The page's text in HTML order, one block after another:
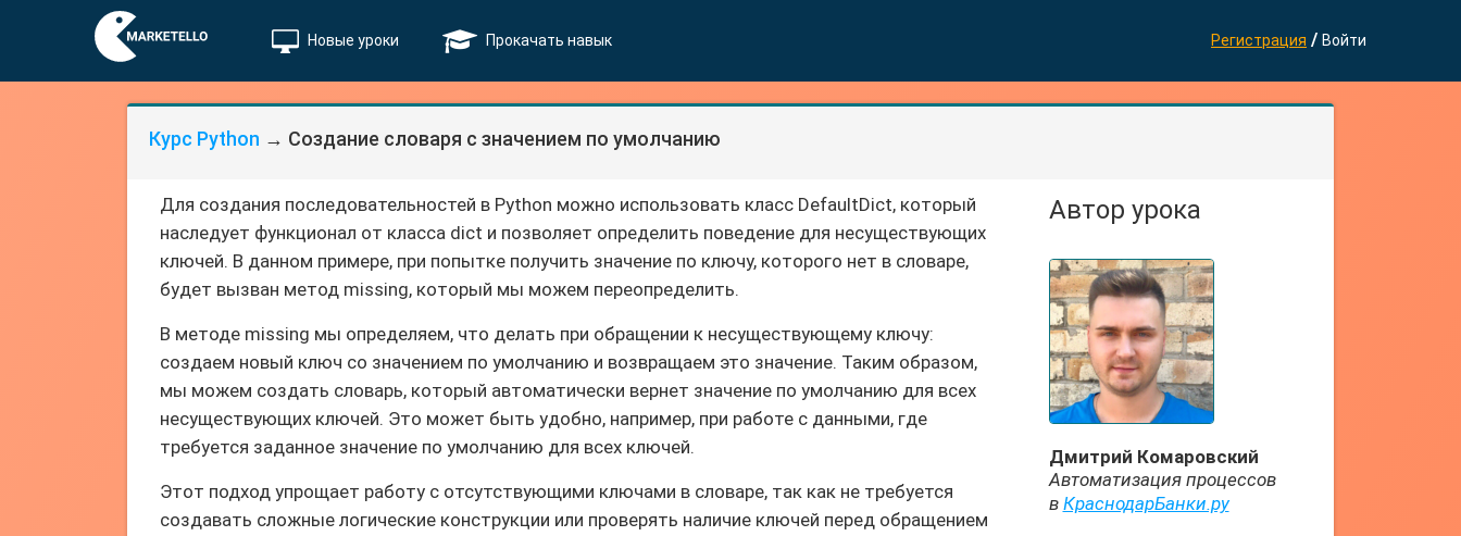
Новые уроки Прокачать навык Регистрация / Войти
Курс Python → Создание словаря с значением по умолчанию
Для создания последовательностей в Python можно использовать класс DefaultDict, который
наследует функционал от класса dict и позволяет определить поведение для несуществующих
ключей. В данном примере, при попытке получить значение по ключу, которого нет в словаре,
будет вызван метод missing, который мы можем переопределить.
В методе missing мы определяем, что делать при обращении к несуществующему ключу:
создаем новый ключ со значением по умолчанию и возвращаем это значение. Таким образом,
мы можем создать словарь, который автоматически вернет значение по умолчанию для всех
несуществующих ключей. Это может быть удобно, например, при работе с данными, где
требуется заданное значение по умолчанию для всех ключей.
Этот подход упрощает работу с отсутствующими ключами в словаре, так как не требуется
создавать сложные логические конструкции или проверять наличие ключей перед обращением
Автор урока
Дмитрий Комаровский
Автоматизация процессов
в КраснодарБанки.ру